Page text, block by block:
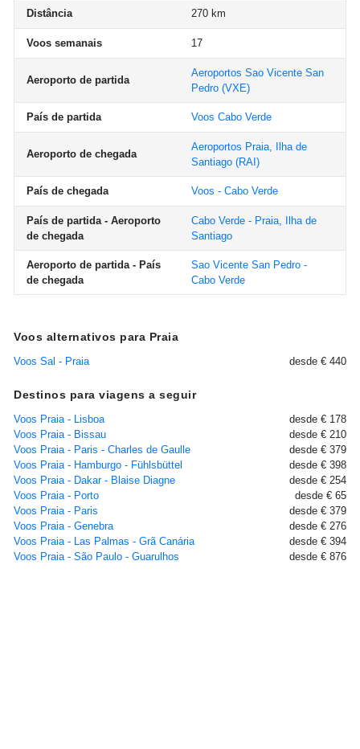
Distância 270 km
Voos semanais 17
Aeroporto de partida
Aeroportos Sao Vicente San
Pedro (VXE)
País de partida Voos Cabo Verde
Aeroporto de chegada
Aeroportos Praia, Ilha de
Santiago (RAI)
País de chegada Voos - Cabo Verde
País de partida - Aeroporto
de chegada
Cabo Verde - Praia, Ilha de
Santiago
Aeroporto de partida - País
de chegada
Sao Vicente San Pedro -
Cabo Verde
Voos alternativos para Praia
Voos Sal - Praia desde € 440
Destinos para viagens a seguir
Voos Praia - Lisboa
desde € 178
Voos Praia - Bissau
desde € 210
Voos Praia - Paris - Charles de Gaulle
desde € 379
Voos Praia - Hamburgo - Fühlsbüttel
desde € 398
Voos Praia - Dakar - Blaise Diagne
desde € 254
Voos Praia - Porto
desde € 65
Voos Praia - Paris
desde € 379
Voos Praia - Genebra
desde € 276
Voos Praia - Las Palmas - Grã Canária
desde € 394
Voos Praia - São Paulo - Guarulhos
desde € 876